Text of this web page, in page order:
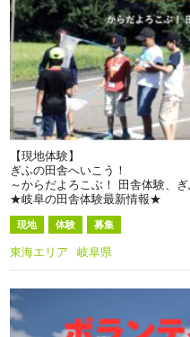
【現地体験】
ぎふの田舎へいこう！
～からだよろこぶ！ 田舎体験、
★岐阜の田舎体験最新情報★
現地 体験 募集
東海エリア 岐阜県